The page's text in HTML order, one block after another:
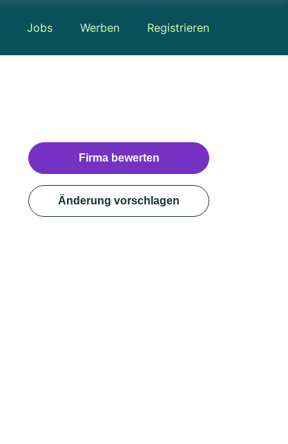
Jobs Werben Registrieren
Firma bewerten
Änderung vorschlagen